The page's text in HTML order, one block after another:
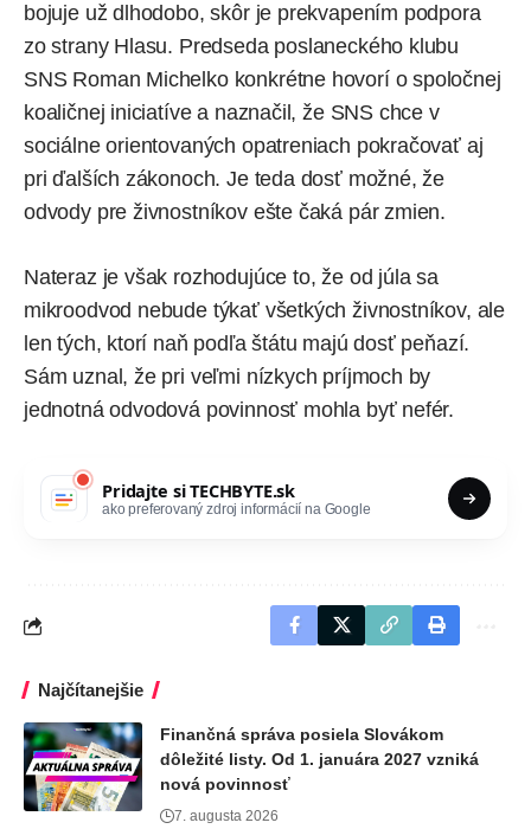
bojuje už dlhodobo, skôr je prekvapením podpora
zo strany Hlasu. Predseda poslaneckého klubu
SNS Roman Michelko konkrétne hovorí o spoločnej
koaličnej iniciatíve a naznačil, že SNS chce v
sociálne orientovaných opatreniach pokračovať aj
pri ďalších zákonoch. Je teda dosť možné, že
odvody pre živnostníkov ešte čaká pár zmien.
Nateraz je však rozhodujúce to, že od júla sa
mikroodvod nebude týkať všetkých živnostníkov, ale
len tých, ktorí naň podľa štátu majú dosť peňazí.
Sám uznal, že pri veľmi nízkych príjmoch by
jednotná odvodová povinnosť mohla byť nefér.
Pridajte siTECHBYTE.sk
ako preferovaný zdroj informácií na Google
Najčítanejšie
Finančná správa posiela Slovákom
dôležité listy. Od 1. januára 2027 vzniká
nová povinnosť
7. augusta 2026